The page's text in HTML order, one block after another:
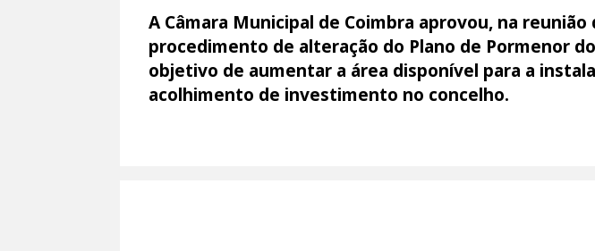
A Câmara Municipal de Coimbra aprovou, na
procedimento de alteração do Plano de Pormenor
objetivo de aumentar a área disponível para a
acolhimento de investimento no concelho.